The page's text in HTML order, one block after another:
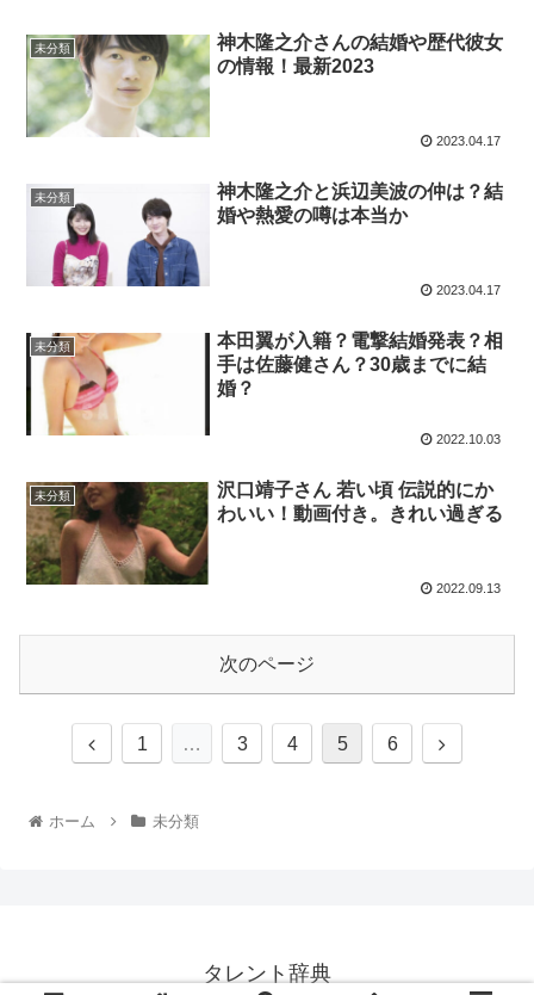
未分類
神木隆之介さんの結婚や歴代彼女
の情報！最新2023
2023.04.17
未分類
神木隆之介と浜辺美波の仲は？結
婚や熱愛の噂は本当か
2023.04.17
未分類
本田翼が入籍？電撃結婚発表？相
手は佐藤健さん？30歳までに結
婚？
2022.10.03
未分類
沢口靖子さん 若い頃 伝説的にか
わいい！動画付き。きれい過ぎる
2022.09.13
次のページ
1 … 3 4 5 6
ホーム 未分類
タレント辞典